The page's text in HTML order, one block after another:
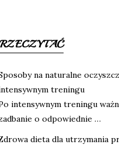
na naturalne
treningu
intensywnym treningu
o odpowiednie …
dieta dla utrzymania